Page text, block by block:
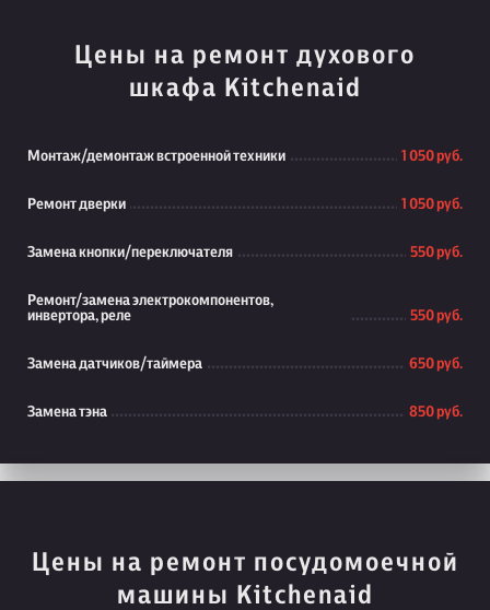
Цены на ремонт духового
шкафа Kitchenaid
Монтаж/демонтаж встроенной техники 1 050 руб.
Ремонт дверки 1 050 руб.
Замена кнопки/переключателя 550 руб.
Ремонт/замена электрокомпонентов,
инвертора, реле
550 руб.
Замена датчиков/таймера 650 руб.
Замена тэна 850 руб.
Цены на ремонт посудомоечной
машины Kitchenaid